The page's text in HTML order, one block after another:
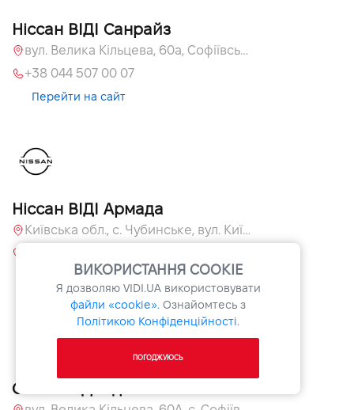
Ніссан ВІДІ Санрайз
вул. Велика Кільцева, 60а, Софіївська Борщагівка, Київська обл.
+38 044 507 00 07
Перейти на сайт
Ніссан ВІДІ Армада
Київська обл., c. Чубинське, вул. Київська, 55
Перейти на сайт
Опель ВІДІ Адванс
ВИКОРИСТАННЯ COOKIE
Я дозволяю VIDI.UAвикористовувати
файли «cookie». Ознайомтесь з
Політикою Конфіденційності.
ПОГОДЖУЮСЬ